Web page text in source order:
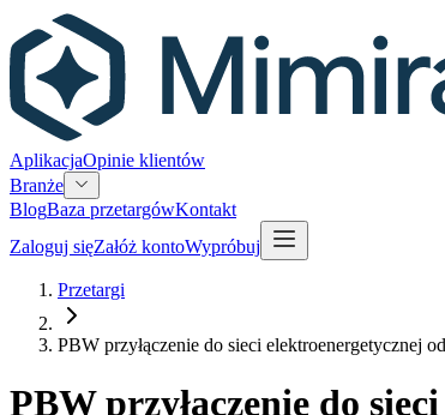
AplikacjaOpinie klientów
Branże
BlogBaza przetargówKontakt
Zaloguj sięZałóż kontoWypróbuj
Przetargi
PBW przyłączenie do sieci elektroenergetycznej
PBW przyłączenie do